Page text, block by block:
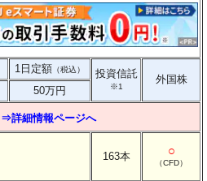
1日定額 （税込） 投資信託
※1
外国株
50万円
⇒詳細情報ページへ
163本 ○
（CFD）